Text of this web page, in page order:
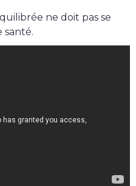
ne doit pas se
santé.